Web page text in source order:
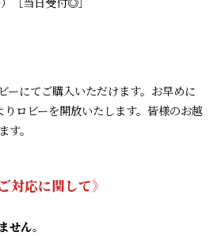
ーにてご購入いただけます。お早めに
ロビーを開放いたします。皆様のお越
す。
対応に関して》
せん。